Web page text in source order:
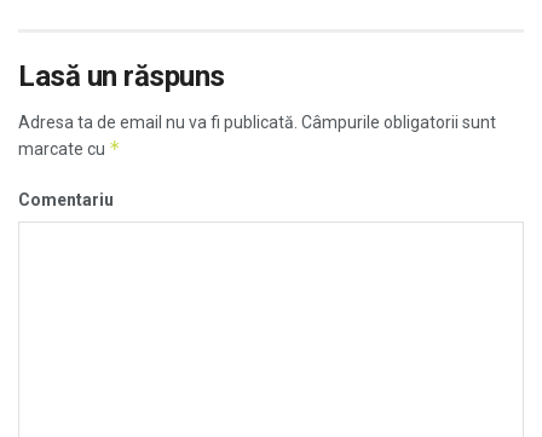
Lasă un răspuns
Adresa ta de email nu va fi publicată. Câmpurile obligatorii sunt
marcate cu *
Comentariu